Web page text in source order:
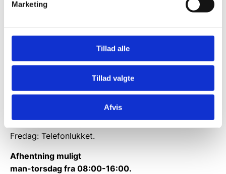
Marketing
Tillad alle
Tillad valgte
Afvis
7430 Ikast
Telefon træffetid:
Mandag til torsdag: 10:00 – 14:00.
Fredag: Telefonlukket.
Afhentning muligt
man-torsdag fra 08:00-16:00.